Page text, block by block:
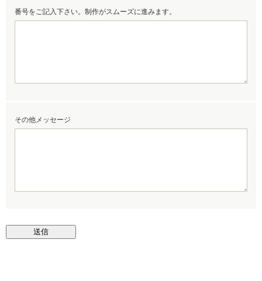
番号をご記入下さい。制作がスムーズに進みます。
その他メッセージ